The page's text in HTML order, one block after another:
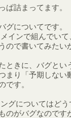
ぱ詰まってます。
グについてです。
インで組んでい
ので書いてみたい
ときに、バグとい
まり「予期しない
です。
グについてはど
のがバグなのです